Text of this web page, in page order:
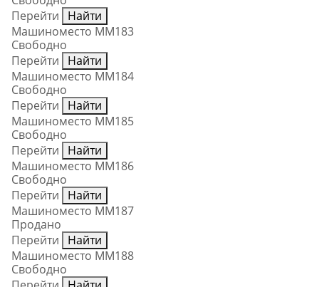
Перейти
Найти
Машиноместо ММ183
Свободно
Перейти
Найти
Машиноместо ММ184
Свободно
Перейти
Найти
Машиноместо ММ185
Свободно
Перейти
Найти
Машиноместо ММ186
Свободно
Перейти
Найти
Машиноместо ММ187
Продано
Перейти
Найти
Машиноместо ММ188
Свободно